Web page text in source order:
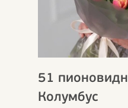
51
Колумбус